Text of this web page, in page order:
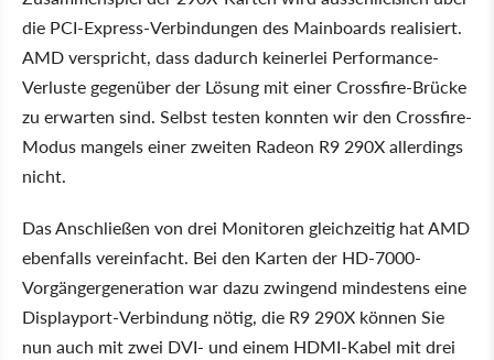
die PCI-Express-Verbindungen des Mainboards realisiert.
AMD verspricht, dass dadurch keinerlei Performance-
Verluste gegenüber der Lösung mit einer Crossfire-Brücke
zu erwarten sind. Selbst testen konnten wir den Crossfire-
Modus mangels einer zweiten Radeon R9 290X allerdings
nicht.
Das Anschließen von drei Monitoren gleichzeitig hat AMD
ebenfalls vereinfacht. Bei den Karten der HD-7000-
Vorgängergeneration war dazu zwingend mindestens eine
Displayport-Verbindung nötig, die R9 290X können Sie
nun auch mit zwei DVI- und einem HDMI-Kabel mit drei